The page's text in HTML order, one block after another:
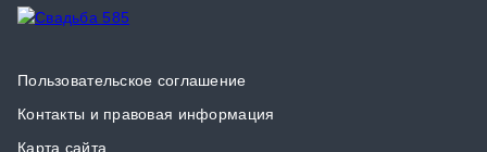
Пользовательское соглашение
Контакты и правовая информация
Карта сайта